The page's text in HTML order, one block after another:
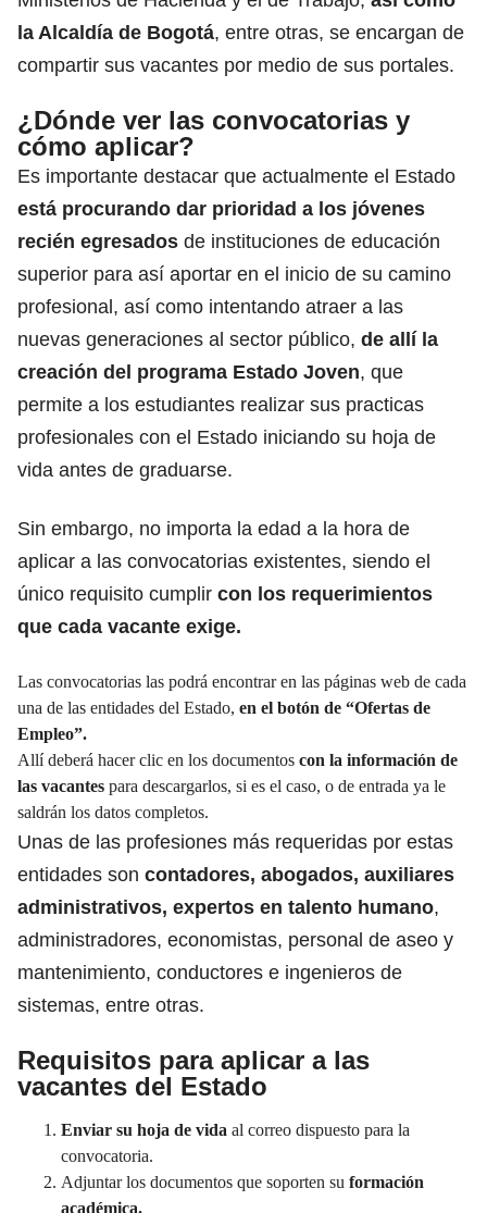
la Alcaldía de Bogotá, entre otras, se encargan de
compartir sus vacantes por medio de sus portales.
¿Dónde ver las convocatorias y
cómo aplicar?
Es importante destacar que actualmente el Estado
está procurando dar prioridad a los jóvenes
recién egresados de instituciones de educación
superior para así aportar en el inicio de su camino
profesional, así como intentando atraer a las
nuevas generaciones al sector público, de allí la
creación del programa Estado Joven, que
permite a los estudiantes realizar sus practicas
profesionales con el Estado iniciando su hoja de
vida antes de graduarse.
Sin embargo, no importa la edad a la hora de
aplicar a las convocatorias existentes, siendo el
único requisito cumplir con los requerimientos
que cada vacante exige.
Las convocatorias las podrá encontrar en las páginas web de cada
una de las entidades del Estado, en el botón de “Ofertas de
Empleo”.
Allí deberá hacer clic en los documentos con la información de
las vacantes para descargarlos, si es el caso, o de entrada ya le
saldrán los datos completos.
Unas de las profesiones más requeridas por estas
entidades son contadores, abogados, auxiliares
administrativos, expertos en talento humano,
administradores, economistas, personal de aseo y
mantenimiento, conductores e ingenieros de
sistemas, entre otras.
Requisitos para aplicar a las
vacantes del Estado
Enviar su hoja de vida al correo dispuesto para la
convocatoria.
Adjuntar los documentos que soporten su formación
académica.